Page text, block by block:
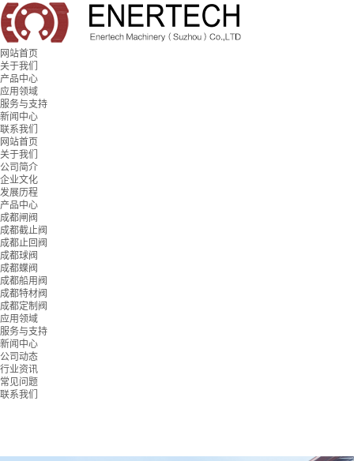
网站首页
关于我们
产品中心
应用领域
服务与支持
新闻中心
联系我们
网站首页
关于我们
公司简介
企业文化
发展历程
产品中心
成都闸阀
成都截止阀
成都止回阀
成都球阀
成都蝶阀
成都船用阀
成都特材阀
成都定制阀
应用领域
服务与支持
新闻中心
公司动态
行业资讯
常见问题
联系我们